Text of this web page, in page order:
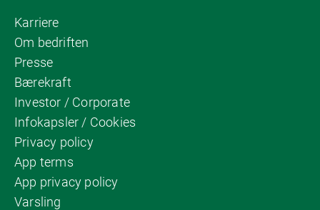
Karriere
Om bedriften
Presse
Bærekraft
Investor / Corporate
Infokapsler / Cookies
Privacy policy
App terms
App privacy policy
Varsling